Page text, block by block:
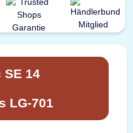
SE 14
LG-701